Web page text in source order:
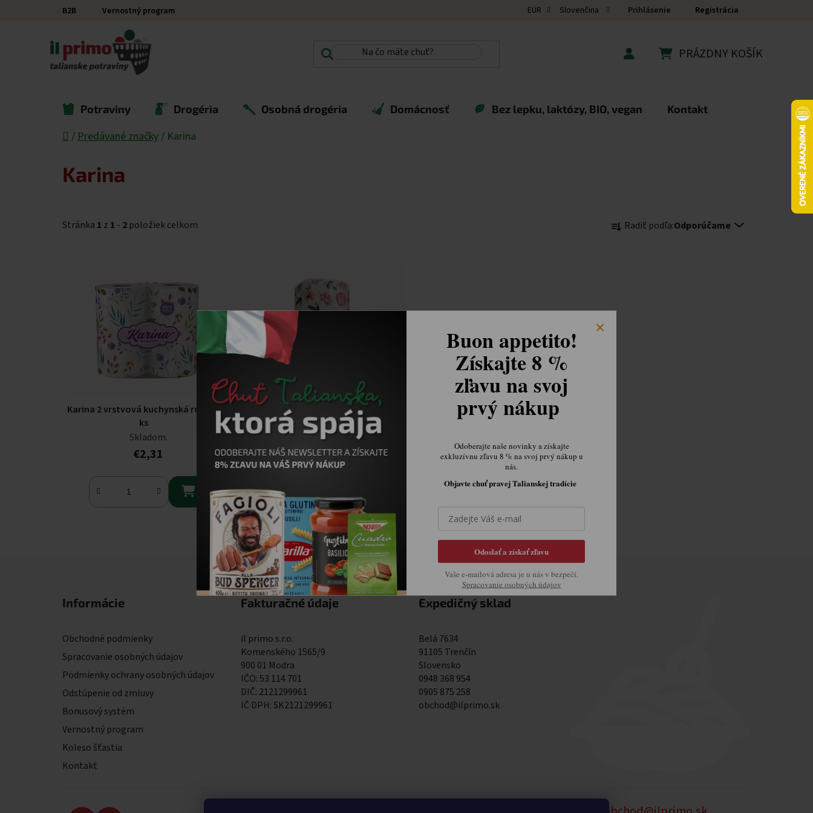
Prejsť na obsahB2B Vernostný program EUR Slovenčina Prihlásenie Registrácia
PRÁZDNY KOŠÍK
Potraviny Drogéria Osobná drogéria Domácnosť Bez lepku, laktózy, BIO, vegan Kontakt
Domov
/ Predávané značky / Karina
Karina
Stránka 1 z 1 - 2 položiek celkom Radiť podľa:Odporúčame
Karina 2 vrstvová kuchynská rolka 2
ks
Skladom.
€2,31

Karina dvojvrstvová rolka 1 ks
Skladom.
€3,37
Ovládacie prvky výpisu
Informácie
Obchodné podmienky
Spracovanie osobných údajov
Podmienky ochrany osobných údajov
Odstúpenie od zmluvy
Bonusový systém
Vernostný program
Koleso šťastia
Kontakt
Fakturačné údaje
il primo s.r.o.
Komenského 1565/9
900 01 Modra
IČO: 53 114 701
DIČ: 2121299961
IČ DPH: SK2121299961
Expedičný sklad
Belá 7634
91105 Trenčín
Slovensko
0948 368 954
0905 875 258
obchod@ilprimo.sk
Buon appetito!
Získajte 8 %
zľavu na svoj
prvý nákup
Odoberajte naše novinky a získajte
exkluzívnu zľavu 8 % na svoj prvý nákup u
nás.
Objavte chuť pravej Talianskej tradície
Odoslať a získať zľavu
Vaše e-mailová adresa je u nás v bezpečí.
Spracovanie osobných údajov